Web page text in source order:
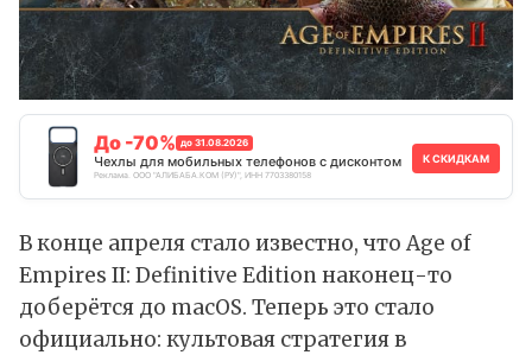
До -70% до 31.08.2026
Чехлы для мобильных телефонов с дисконтом
Реклама. ООО "АЛИБАБА.КОМ (РУ)", ИНН 7703380158
К СКИДКАМ
В конце апреля стало известно, что Age of
Empires II: Definitive Edition наконец-то
доберётся до macOS. Теперь это стало
официально: культовая стратегия в